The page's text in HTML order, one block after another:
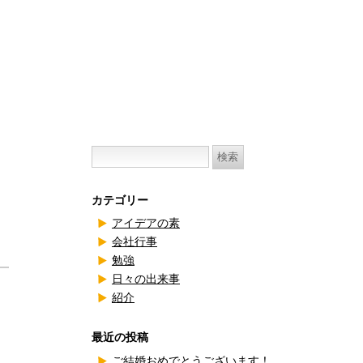
検
カテゴリー
アイデアの素
会社行事
勉強
日々の出来事
紹介
最近の投稿